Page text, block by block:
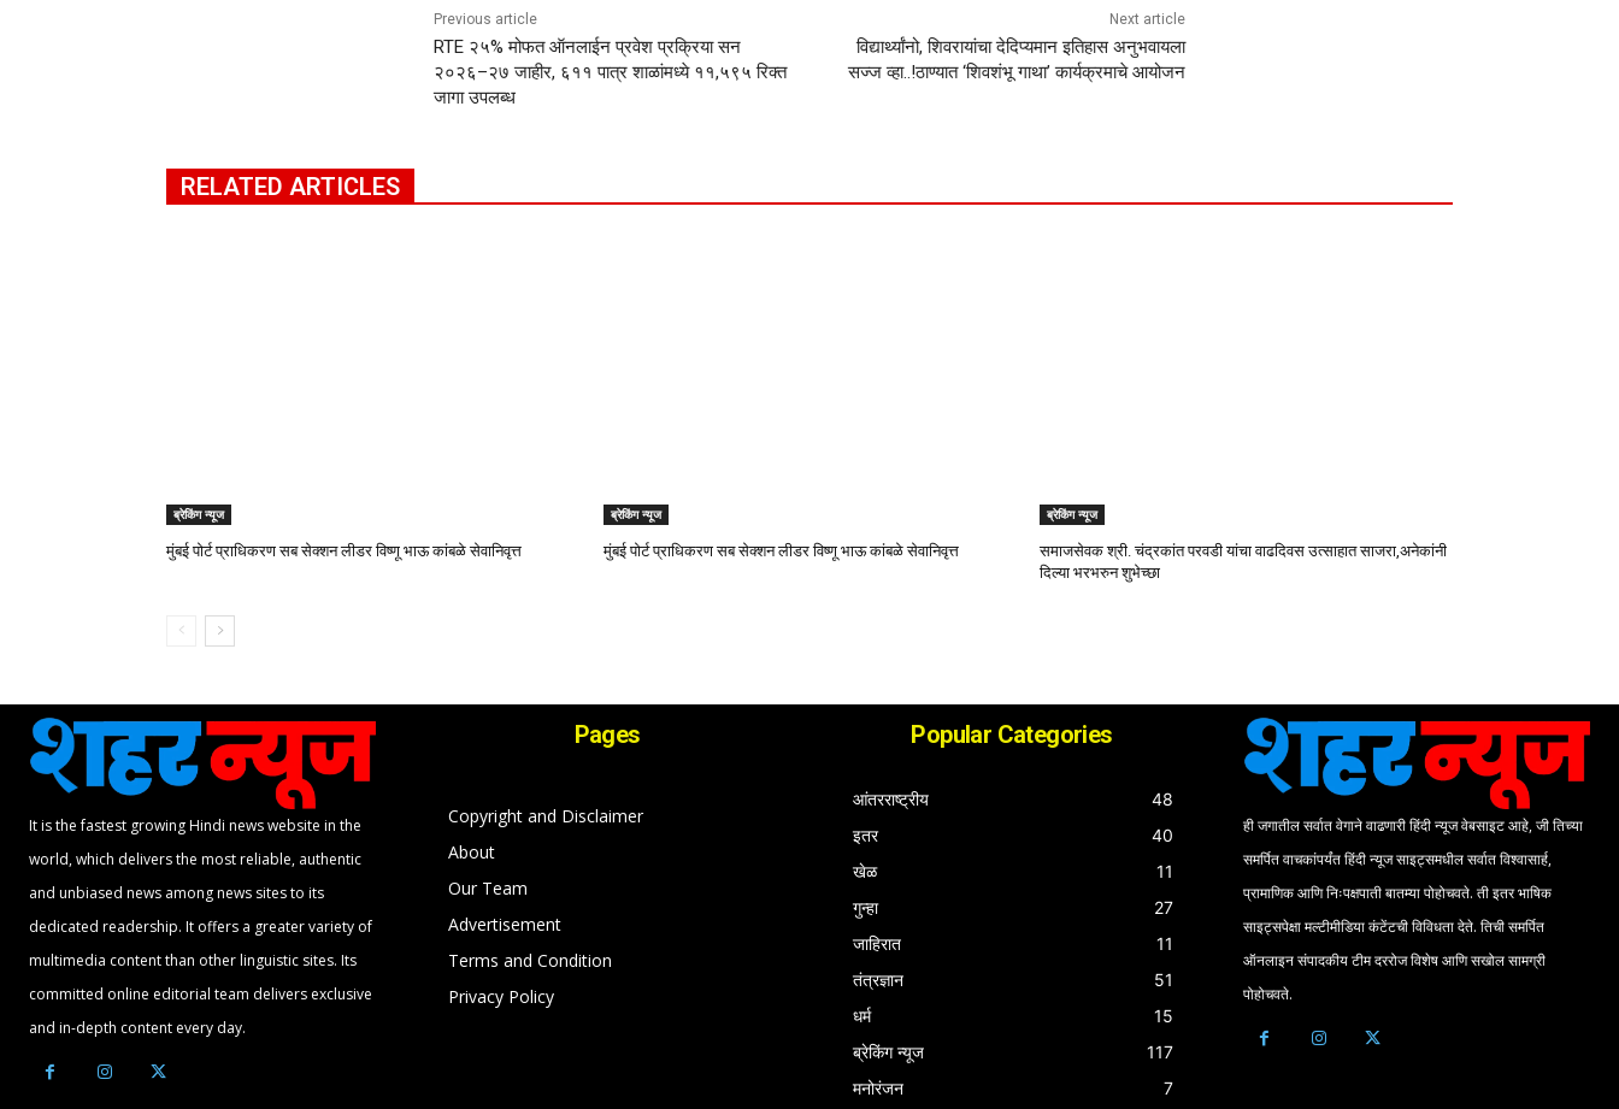
Previous article
RTE २५% मोफत ऑनलाईन प्रवेश प्रक्रिया सन
२०२६–२७ जाहीर, ६११ पात्र शाळांमध्ये ११,५९५ रिक्त
जागा उपलब्ध
Next article
विद्यार्थ्यांनो, शिवरायांचा देदिप्यमान इतिहास अनुभवायला
सज्ज व्हा..!ठाण्यात ‘शिवशंभू गाथा’ कार्यक्रमाचे आयोजन
RELATED ARTICLES
ब्रेकिंग न्यूज
मुंबई पोर्ट प्राधिकरण सब सेक्शन लीडर विष्णू भाऊ कांबळे सेवानिवृत्त
ब्रेकिंग न्यूज
मुंबई पोर्ट प्राधिकरण सब सेक्शन लीडर विष्णू भाऊ कांबळे सेवानिवृत्त
ब्रेकिंग न्यूज
समाजसेवक श्री. चंद्रकांत परवडी यांचा वाढदिवस उत्साहात साजरा,अनेकांनी
दिल्या भरभरुन शुभेच्छा
It is the fastest growing Hindi news website in the
world, which delivers the most reliable, authentic
and unbiased news among news sites to its
dedicated readership. It offers a greater variety of
multimedia content than other linguistic sites. Its
committed online editorial team delivers exclusive
and in-depth content every day.
Pages
Copyright and Disclaimer
About
Our Team
Advertisement
Terms and Condition
Privacy Policy
Popular Categories
आंतरराष्ट्रीय
48
इतर
40
खेळ
11
गुन्हा
27
जाहिरात
11
तंत्रज्ञान
51
धर्म
15
ब्रेकिंग न्यूज
117
मनोरंजन
7
ही जगातील सर्वात वेगाने वाढणारी हिंदी न्यूज वेबसाइट आहे, जी तिच्या
समर्पित वाचकांपर्यंत हिंदी न्यूज साइट्समधील सर्वात विश्वासार्ह,
प्रामाणिक आणि निःपक्षपाती बातम्या पोहोचवते. ती इतर भाषिक
साइट्सपेक्षा मल्टीमीडिया कंटेंटची विविधता देते. तिची समर्पित
ऑनलाइन संपादकीय टीम दररोज विशेष आणि सखोल सामग्री
पोहोचवते.